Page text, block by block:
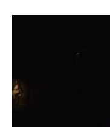
ALFIES
HANNERSBERG
WILHELM-EXNER-